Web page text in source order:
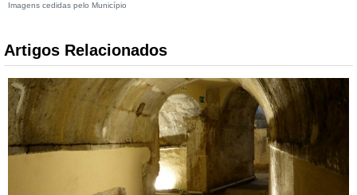
Imagens cedidas pelo Município
Artigos Relacionados